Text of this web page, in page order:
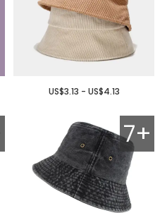
US$3.13 - US$4.13
7+